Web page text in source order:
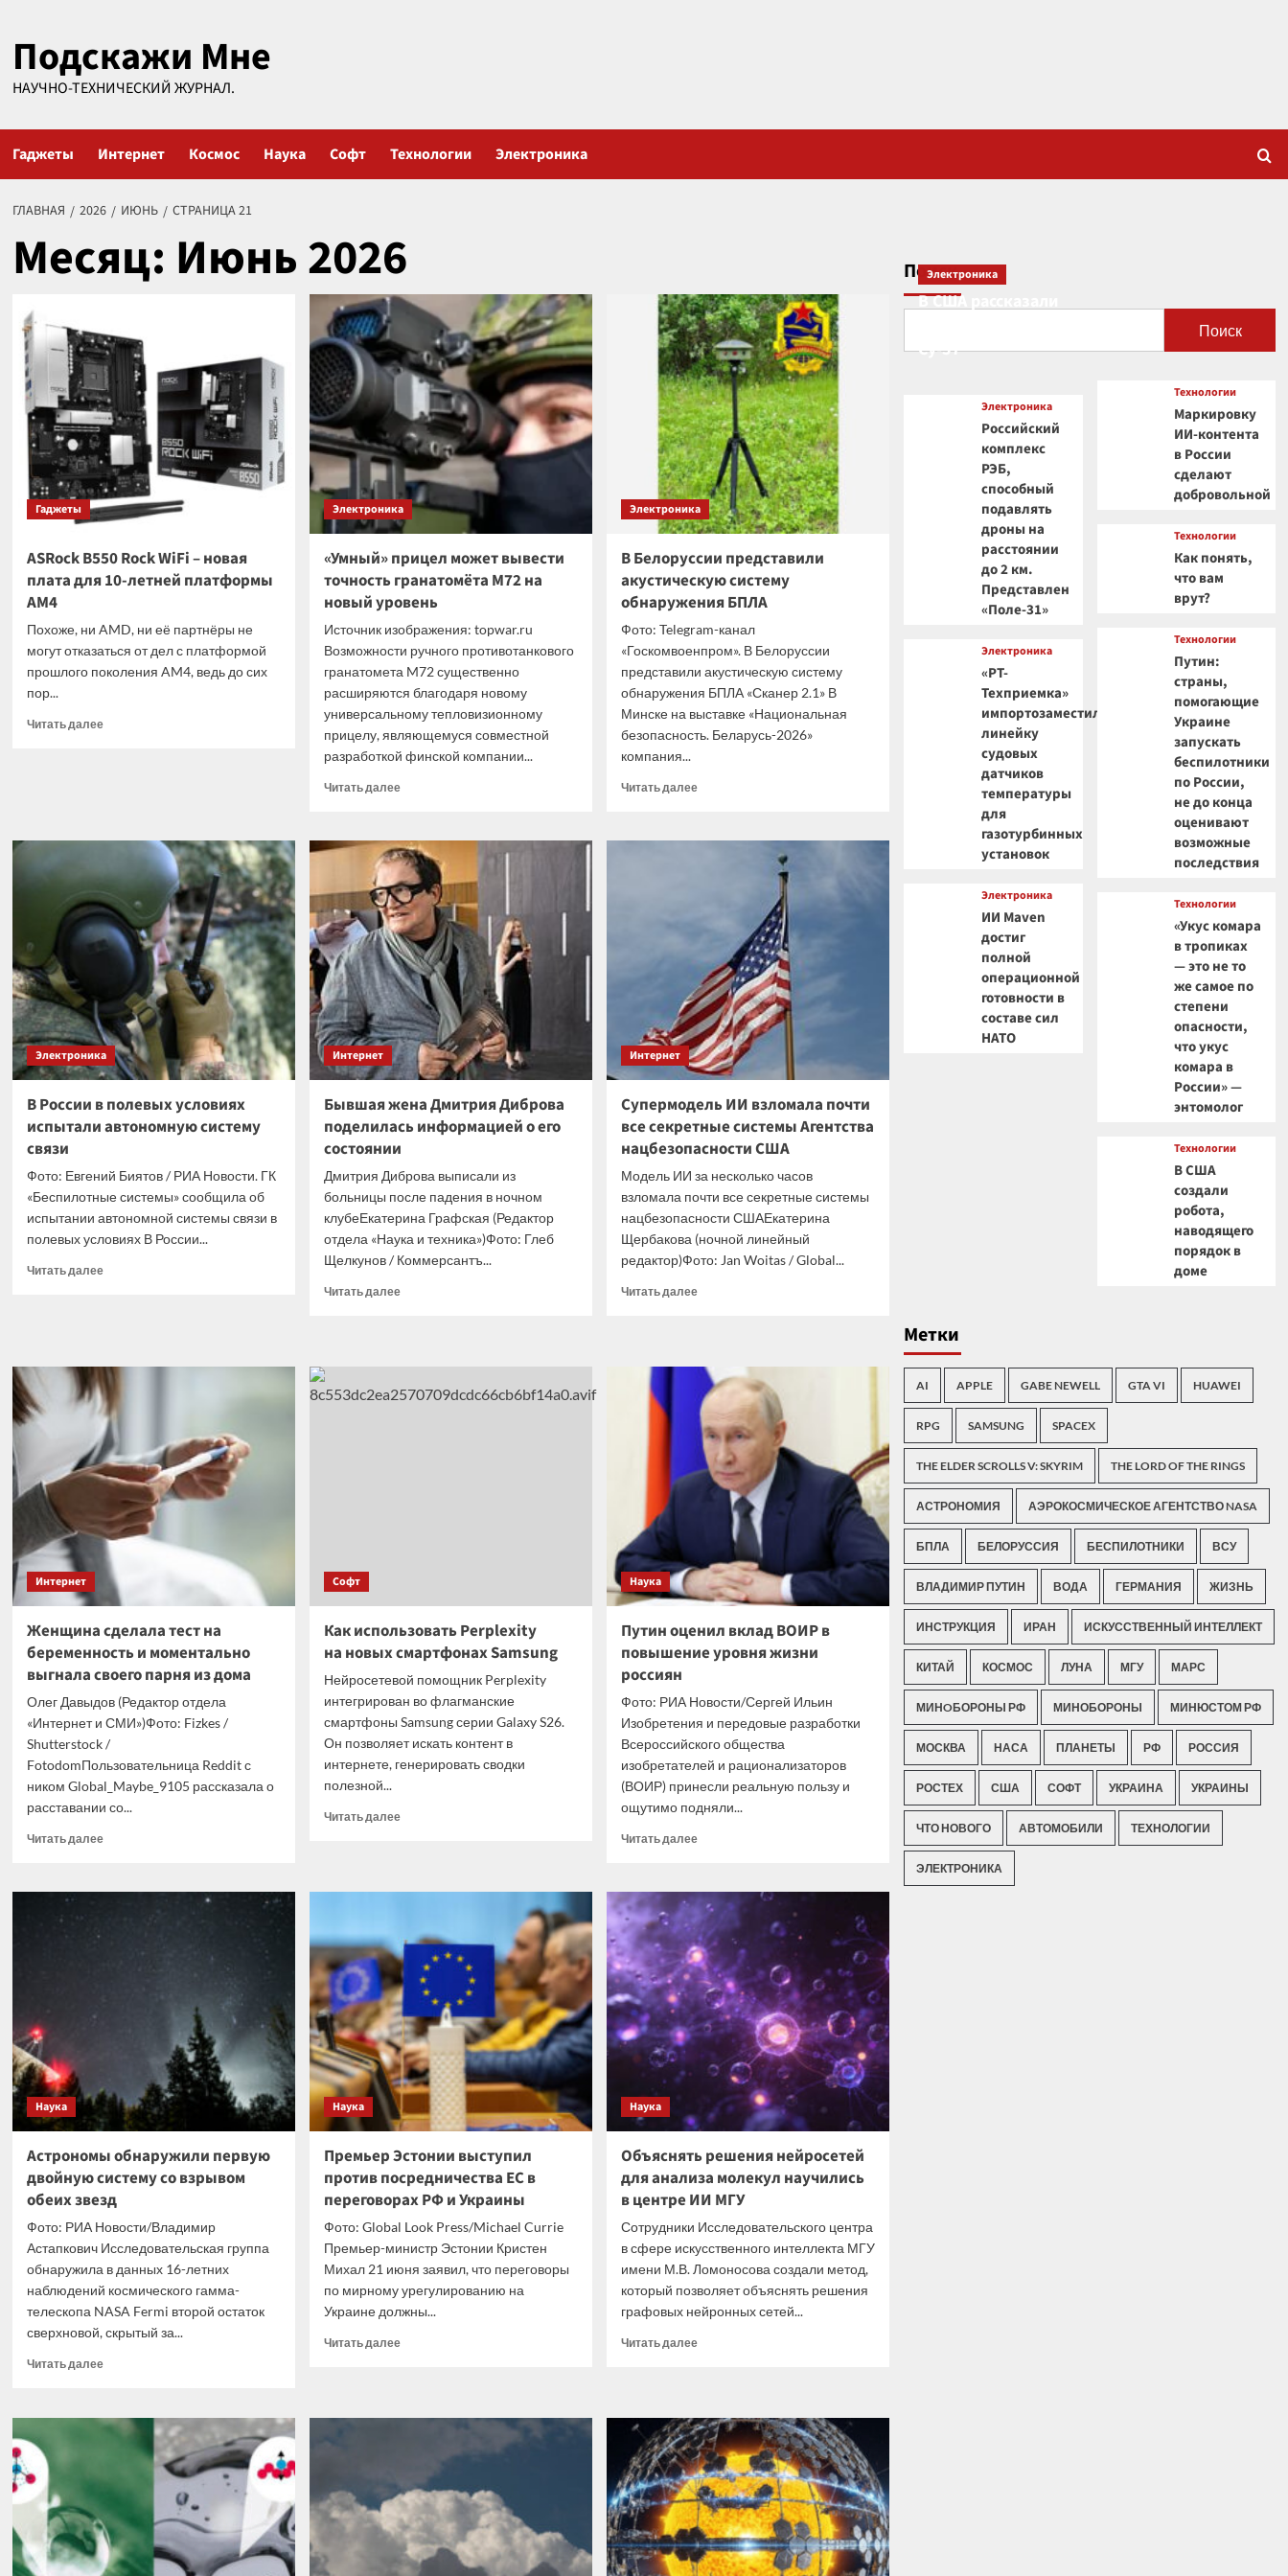
содержимому
Подскажи Мне
НАУЧНО-ТЕХНИЧЕСКИЙ ЖУРНАЛ.
Гаджеты Интернет Космос Наука Софт Технологии Электроника
ГЛАВНАЯ 2026 ИЮНЬ СТРАНИЦА 21
Месяц: Июнь 2026
Гаджеты
ASRock B550 Rock WiFi – новая
плата для 10-летней платформы
AM4
Похоже, ни AMD, ни её партнёры не
могут отказаться от дел с платформой
прошлого поколения AM4, ведь до сих
пор...
Читать далееПрочитать
плата
для
10-
летней
платформы
Электроника
«Умный» прицел может вывести
точность гранатомёта M72 на
новый уровень
Источник изображения: topwar.ru
Возможности ручного противотанкового
гранатомета M72 существенно
расширяются благодаря новому
универсальному тепловизионному
прицелу, являющемуся совместной
разработкой финской компании...
Читать далееПрочитать
«Умный»
прицел
может
вывести
точность
гранатомёта
M72
на
новый
уровень
Электроника
В Белоруссии представили
акустическую систему
обнаружения БПЛА
Фото: Telegram-канал
«Госкомвоенпром». В Белоруссии
представили акустическую систему
обнаружения БПЛА «Сканер 2.1» В
Минске на выставке «Национальная
безопасность. Беларусь-2026»
компания...
Читать далееПрочитать
В
акустическую
обнаружения
Электроника
В России в полевых условиях
испытали автономную систему
связи
Фото: Евгений Биятов / РИА Новости. ГК
«Беспилотные системы» сообщила об
испытании автономной системы связи в
полевых условиях В России...
Читать далееПрочитать
полевых
условиях
испытали
автономную
систему
связи
Интернет
Бывшая жена Дмитрия Диброва
поделилась информацией о его
состоянии
Дмитрия Диброва выписали из
больницы после падения в ночном
клубеЕкатерина Графская (Редактор
отдела «Наука и техника»)Фото: Глеб
Щелкунов / Коммерсантъ...
Читать далееПрочитать
Диброва
Интернет
Супермодель ИИ взломала почти
все секретные системы Агентства
нацбезопасности США
Модель ИИ за несколько часов
взломала почти все секретные системы
нацбезопасности СШАЕкатерина
Щербакова (ночной линейный
редактор)Фото: Jan Woitas / Global...
Читать далееПрочитать
взломала
почти
все
секретные
системы
Агентства
нацбезопасности
Интернет
Женщина сделала тест на
беременность и моментально
выгнала своего парня из дома
Олег Давыдов (Редактор отдела
«Интернет и СМИ»)Фото: Fizkes /
Shutterstock /
FotodomПользовательница Reddit с
ником Global_Maybe_9105 рассказала о
расставании со...
Читать далееПрочитать
Женщина
дома
Софт
Как использовать Perplexity
на новых смартфонах Samsung
Нейросетевой помощник Perplexity
интегрирован во флагманские
смартфоны Samsung серии Galaxy S26.
Он позволяет искать контент в
интернете, генерировать сводки
полезной...
Читать далееПрочитать
смартфонах
Samsung
Наука
Путин оценил вклад ВОИР в
повышение уровня жизни
россиян
Фото: РИА Новости/Сергей Ильин
Изобретения и передовые разработки
Всероссийского общества
изобретателей и рационализаторов
(ВОИР) принесли реальную пользу и
ощутимо подняли...
Читать далееПрочитать
Путин
оценил
вклад
ВОИР
в
повышение
уровня
жизни
россиян
Наука
Астрономы обнаружили первую
двойную систему со взрывом
обеих звезд
Фото: РИА Новости/Владимир
Астапкович Исследовательская группа
обнаружила в данных 16-летних
наблюдений космического гамма-
телескопа NASA Fermi второй остаток
сверхновой, скрытый за...
Читать далееПрочитать
Астрономы
обнаружили
первую
систему
взрывом
обеих
звезд
Наука
Премьер Эстонии выступил
против посредничества ЕС в
переговорах РФ и Украины
Фото: Global Look Press/Michael Currie
Премьер-министр Эстонии Кристен
Михал 21 июня заявил, что переговоры
по мирному урегулированию на
Украине должны...
Читать далееПрочитать
ЕС
в
переговорах
РФ
и
Наука
Объяснять решения нейросетей
для анализа молекул научились
в центре ИИ МГУ
Сотрудники Исследовательского центра
в сфере искусственного интеллекта МГУ
имени М.В. Ломоносова создали метод,
который позволяет объяснять решения
графовых нейронных сетей...
Читать далееПрочитать
нейросетей
для
анализа
молекул
научились
в
центре
ИИ
Поиск
Поиск
Электроника
В США рассказали
Су-57
Электроника
Российский
комплекс
РЭБ,
способный
подавлять
дроны на
расстоянии
до 2 км.
Представлен
«Поле-31»
Электроника
«РТ-
Техприемка»
импортозаместила
линейку
судовых
датчиков
температуры
для
газотурбинных
установок
Электроника
ИИ Maven
достиг
полной
операционной
готовности в
составе сил
НАТО
Технологии
Маркировку
ИИ-контента
в России
сделают
добровольной
Технологии
Как понять,
что вам
врут?
Технологии
Путин:
страны,
помогающие
Украине
запускать
беспилотники
по России,
не до конца
оценивают
возможные
последствия
Технологии
«Укус комара
в тропиках
— это не то
же самое по
степени
опасности,
что укус
комара в
России» —
энтомолог
Технологии
В США
создали
робота,
наводящего
порядок в
доме
Метки
AI APPLE GABE NEWELL GTA VI HUAWEI
RPG SAMSUNG SPACEX
THE ELDER SCROLLS V: SKYRIM THE LORD OF THE RINGS
АСТРОНОМИЯ АЭРОКОСМИЧЕСКОЕ АГЕНТСТВО NASA
БПЛА БЕЛОРУССИЯ БЕСПИЛОТНИКИ ВСУ
ВЛАДИМИР ПУТИН ВОДА ГЕРМАНИЯ ЖИЗНЬ
ИНСТРУКЦИЯ ИРАН ИСКУССТВЕННЫЙ ИНТЕЛЛЕКТ
КИТАЙ КОСМОС ЛУНА МГУ МАРС
МИНOБОРОНЫ РФ МИНОБОРОНЫ МИНЮСТОМ РФ
МОСКВА НАСА ПЛАНЕТЫ РФ РОССИЯ
РОСТЕХ США СОФТ УКРАИНА УКРАИНЫ
ЧТО НОВОГО АВТОМОБИЛИ ТЕХНОЛОГИИ
ЭЛЕКТРОНИКА